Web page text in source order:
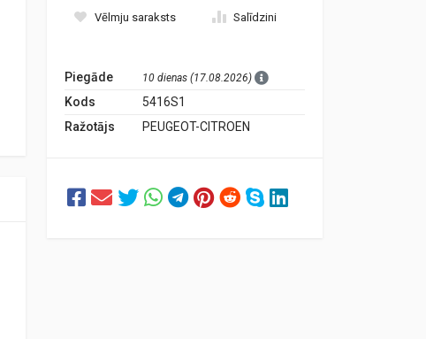
Vēlmju saraksts Salīdzini
Piegāde 10 dienas (17.08.2026)
Kods
5416S1
Ražotājs
PEUGEOT-CITROEN